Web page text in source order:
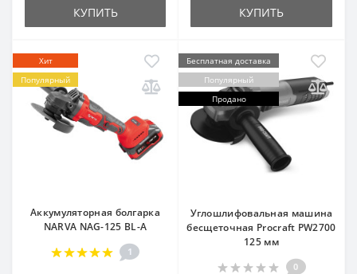
КУПИТЬ КУПИТЬ
Хит
Популярный
Аккумуляторная болгарка
NARVA NAG-125 BL-A
1
Бесплатная доставка
Популярный
Продано
Углошлифовальная машина
бесщеточная Procraft PW2700
125 мм
0